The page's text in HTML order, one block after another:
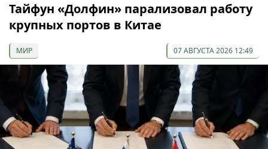
Тайфун «Долфин» парализовал работу
крупных портов в Китае
МИР 07 АВГУСТА 2026 12:49